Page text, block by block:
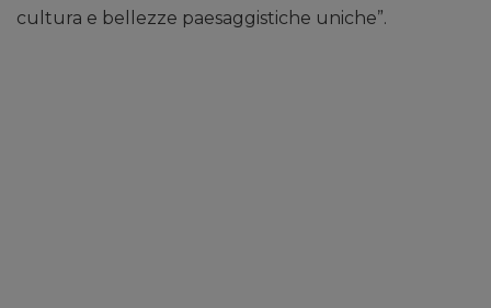
cultura e bellezze paesaggistiche uniche”.